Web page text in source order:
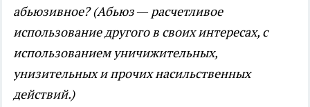
абьюзивное? (Абьюз — расчетливое
использование другого в своих интересах, с
использованием уничижительных,
унизительных и прочих насильственных
действий.)